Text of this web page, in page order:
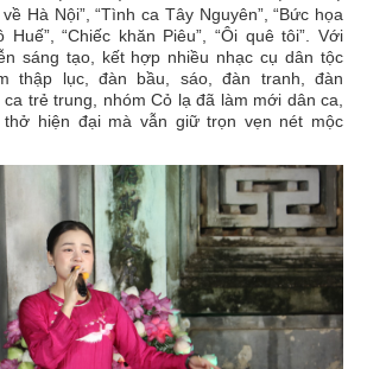
Hà Nội”, “Tình ca Tây Nguyên”, “Bức họa
Huế”, “Chiếc khăn Piêu”, “Ôi quê tôi”. Với
sáng tạo, kết hợp nhiều nhạc cụ dân tộc
thập lục, đàn bầu, sáo, đàn tranh, đàn
ca trẻ trung, nhóm Cỏ lạ đã làm mới dân ca,
hiện đại mà vẫn giữ trọn vẹn nét mộc